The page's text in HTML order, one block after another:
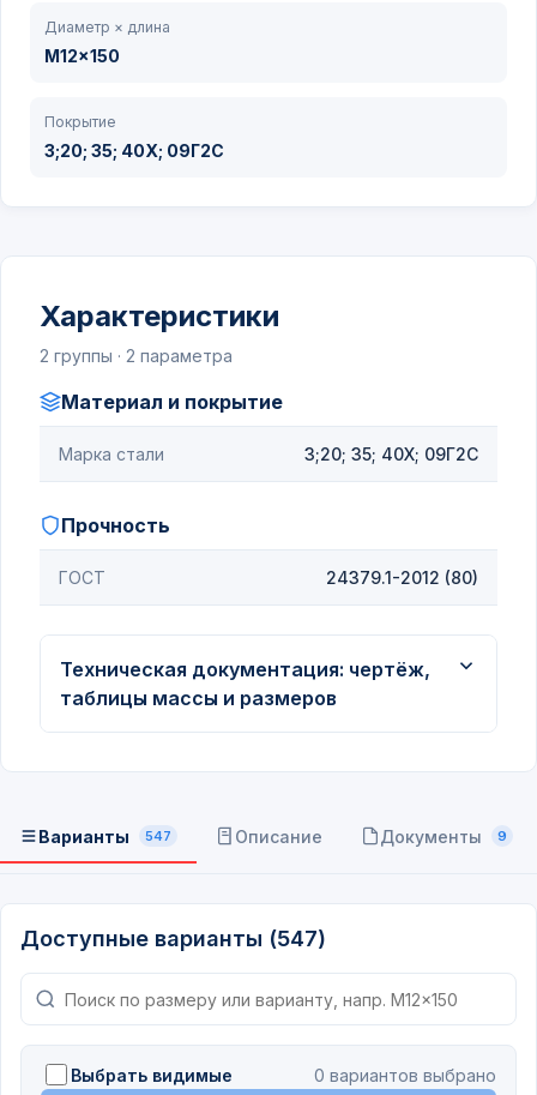
Диаметр × длина
M12x150
Покрытие
3;20; 35; 40Х; 09Г2С
Характеристики
2 группы · 2 параметра
Материал и покрытие
Марка стали 3;20; 35; 40Х; 09Г2С
Прочность
ГОСТ 24379.1-2012 (80)
Техническая документация: чертёж,
таблицы массы и размеров
Варианты 547 Описание Документы 9
Доступные варианты (547)
Выбрать видимые 0 вариантов выбрано